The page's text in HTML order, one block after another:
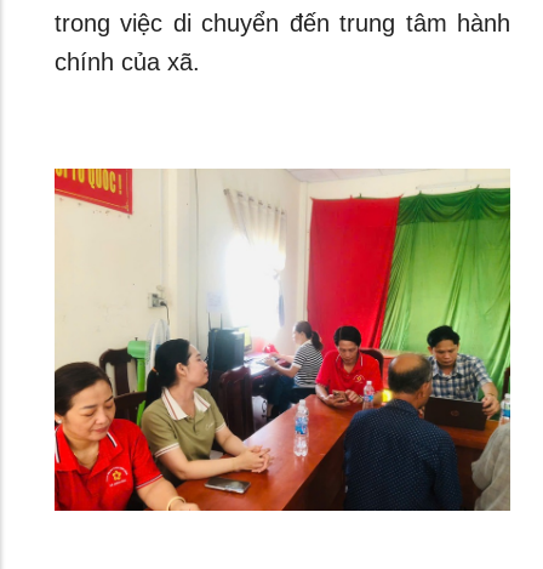
trong việc di chuyển đến trung tâm hành
chính của xã.